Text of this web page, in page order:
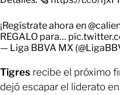
¡Regístrate ahora en
REGALO para…
— Liga BBVA MX
Tigres recibe el próximo
dejó escapar el liderato